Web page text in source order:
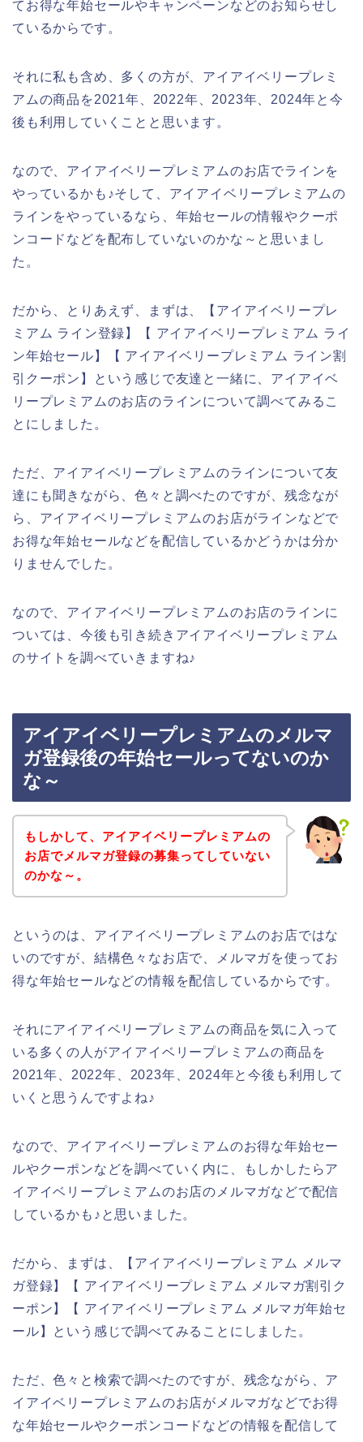
てお得な年始セールやキャンペーンなどのお知らせし
ているからです。
それに私も含め、多くの方が、アイアイベリープレミ
アムの商品を2021年、2022年、2023年、2024年と今
後も利用していくことと思います。
なので、アイアイベリープレミアムのお店でラインを
やっているかも♪そして、アイアイベリープレミアムの
ラインをやっているなら、年始セールの情報やクーポ
ンコードなどを配布していないのかな～と思いまし
た。
だから、とりあえず、まずは、【アイアイベリープレ
ミアム ライン登録】【 アイアイベリープレミアム ライ
ン年始セール】【 アイアイベリープレミアム ライン割
引クーポン】という感じで友達と一緒に、アイアイベ
リープレミアムのお店のラインについて調べてみるこ
とにしました。
ただ、アイアイベリープレミアムのラインについて友
達にも聞きながら、色々と調べたのですが、残念なが
ら、アイアイベリープレミアムのお店がラインなどで
お得な年始セールなどを配信しているかどうかは分か
りませんでした。
なので、アイアイベリープレミアムのお店のラインに
ついては、今後も引き続きアイアイベリープレミアム
のサイトを調べていきますね♪
アイアイベリープレミアムのメルマ
ガ登録後の年始セールってないのか
な～
もしかして、アイアイベリープレミアムの
お店でメルマガ登録の募集ってしていない
のかな～。
というのは、アイアイベリープレミアムのお店ではな
いのですが、結構色々なお店で、メルマガを使ってお
得な年始セールなどの情報を配信しているからです。
それにアイアイベリープレミアムの商品を気に入って
いる多くの人がアイアイベリープレミアムの商品を
2021年、2022年、2023年、2024年と今後も利用して
いくと思うんですよね♪
なので、アイアイベリープレミアムのお得な年始セー
ルやクーポンなどを調べていく内に、もしかしたらア
イアイベリープレミアムのお店のメルマガなどで配信
しているかも♪と思いました。
だから、まずは、【アイアイベリープレミアム メルマ
ガ登録】【 アイアイベリープレミアム メルマガ割引ク
ーポン】【 アイアイベリープレミアム メルマガ年始セ
ール】という感じで調べてみることにしました。
ただ、色々と検索で調べたのですが、残念ながら、ア
イアイベリープレミアムのお店がメルマガなどでお得
な年始セールやクーポンコードなどの情報を配信して